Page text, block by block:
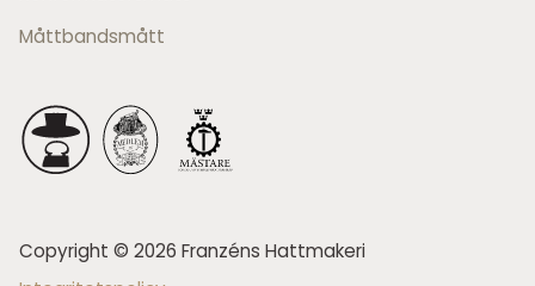
Måttbandsmått
Copyright © 2026 Franzéns Hattmakeri